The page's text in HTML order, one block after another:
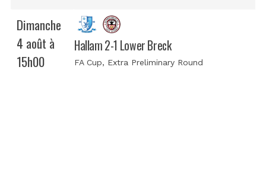
Dimanche
4 août à
15h00
Hallam 2-1 Lower Breck
FA Cup, Extra Preliminary Round